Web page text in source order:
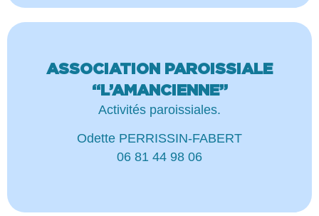
ASSOCIATION PAROISSIALE
“L’AMANCIENNE”
Activités paroissiales.
Odette PERRISSIN-FABERT
06 81 44 98 06